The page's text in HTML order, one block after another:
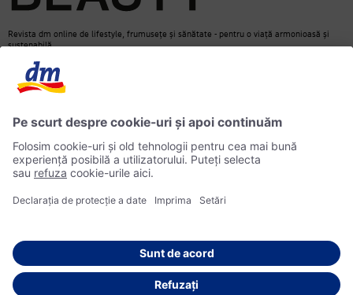
Revista dm online de lifestyle, frumusețe și sănătate - pentru o viață armonioasă și
sustenabilă.
© 2026 dm drogerie markt SRL